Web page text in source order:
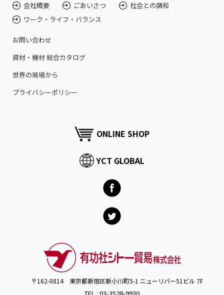
会社概要
ごあいさつ
社会との調和
ワーク・ライフ・バランス
お問い合わせ
資材・機材 総合カタログ
世界の現場から
プライバシーポリシー
ONLINE SHOP
YCT GLOBAL
〒162-0814 東京都新宿区新小川町5-1 ニューリバー51ビル 7F